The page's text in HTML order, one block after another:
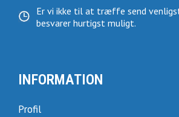
Er vi ikke til at træffe send
besvarer hurtigst muligt.
INFORMATION
Profil